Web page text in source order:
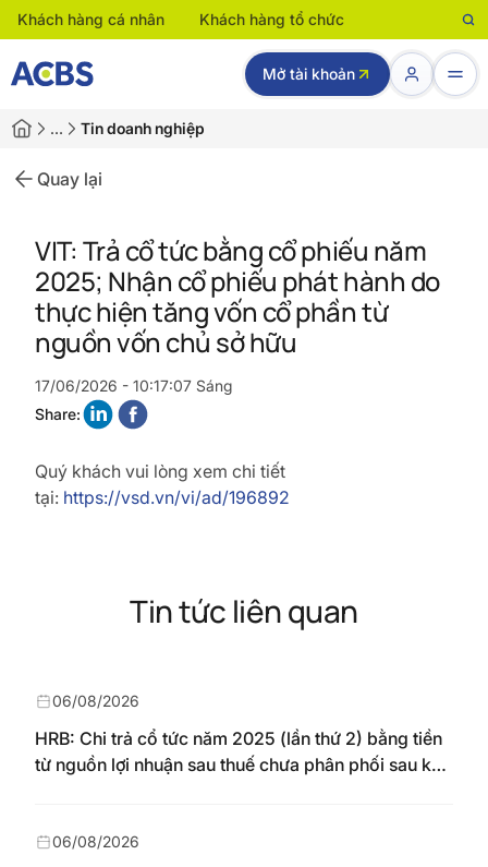
Khách hàng cá nhân Khách hàng tổ chức
Mở tài khoản
… Tin doanh nghiệp
Quay lại
VIT: Trả cổ tức bằng cổ phiếu năm
2025; Nhận cổ phiếu phát hành do
thực hiện tăng vốn cổ phần từ
nguồn vốn chủ sở hữu
17/06/2026 - 10:17:07 Sáng
Share:
Quý khách vui lòng xem chi tiết
tại: https://vsd.vn/vi/ad/196892
Tin tức liên quan
HRB: Chi trả cổ tức năm 2025 (lần thứ 2) bằng tiền
từ nguồn lợi nhuận sau thuế chưa phân phối sau khi
ngày 04/08/2026
06/08/2026
06/08/2026